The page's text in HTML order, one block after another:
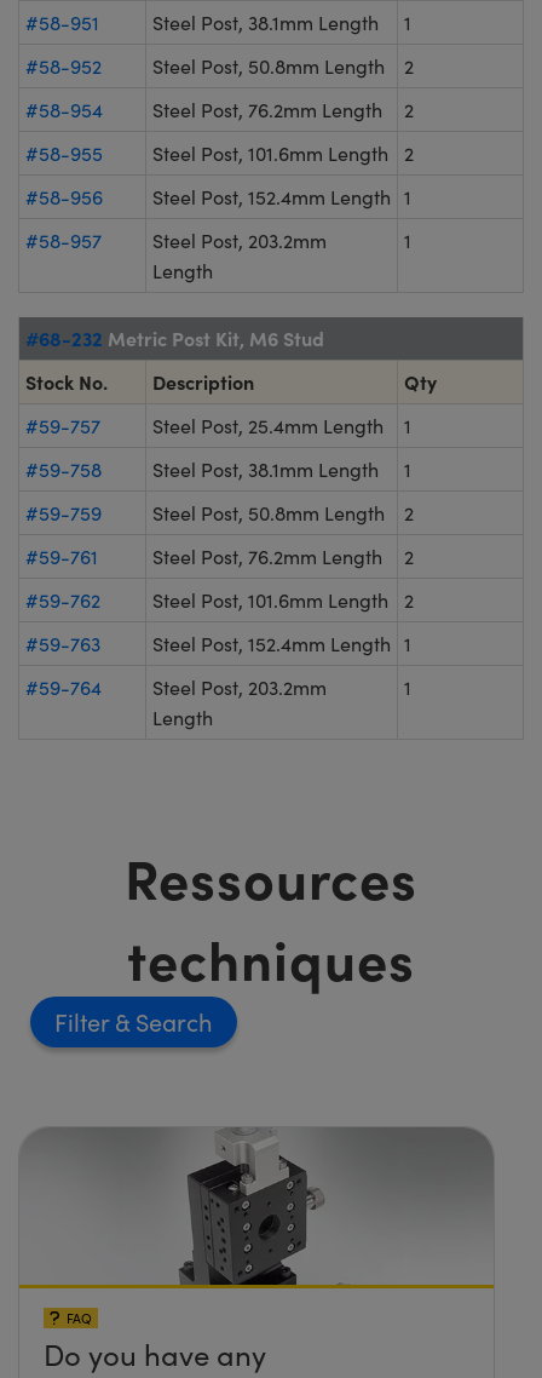
#58-951
Steel Post, 38.1mm Length
1
#58-952
Steel Post, 50.8mm Length
2
#58-954
Steel Post, 76.2mm Length
2
#58-955
Steel Post, 101.6mm Length
2
#58-956
Steel Post, 152.4mm Length 1
#58-957
Steel Post, 203.2mm
Length
1
#68-232 Metric Post Kit, M6 Stud
Stock No.
Description Qty
#59-757 Steel Post, 25.4mm Length
1
#59-758
Steel Post, 38.1mm Length
1
#59-759
Steel Post, 50.8mm Length
2
#59-761
Steel Post, 76.2mm Length
2
#59-762
Steel Post, 101.6mm Length
2
#59-763
Steel Post, 152.4mm Length 1
#59-764
Steel Post, 203.2mm
Length
1
Ressources
techniques
Filter
FAQ
Do you have any